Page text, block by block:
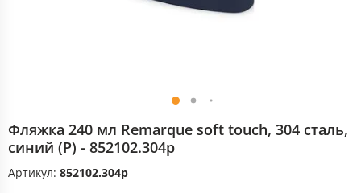
Фляжка 240 мл Remarque soft touch, 304 сталь,
синий (Р) - 852102.304p
Артикул: 852102.304p